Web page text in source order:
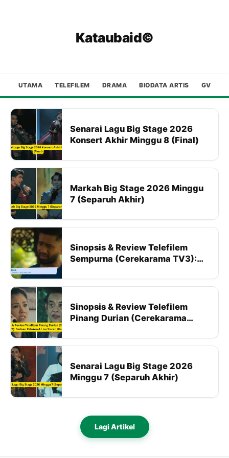
Kataubaid©
UTAMA TELEFILEM DRAMA BIODATA ARTIS GV
Senarai Lagu Big Stage 2026
Konsert Akhir Minggu 8 (Final)
Markah Big Stage 2026 Minggu
7 (Separuh Akhir)
Sinopsis & Review Telefilem
Sempurna (Cerekarama TV3):
Ulangan
Sinopsis & Review Telefilem
Pinang Durian (Cerekarama
Siaran Ulangan
Senarai Lagu Big Stage 2026
Minggu 7 (Separuh Akhir)
Lagi Artikel